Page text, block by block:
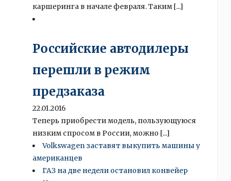
каршеринга в начале февраля. Таким [...]
Российские автодилеры
перешли в режим
предзаказа
22.01.2016
Теперь приобрести модель, пользующуюся
низким спросом в России, можно [...]
Volkswagen заставят выкупить машины у
американцев
ГАЗ на две недели остановил конвейер